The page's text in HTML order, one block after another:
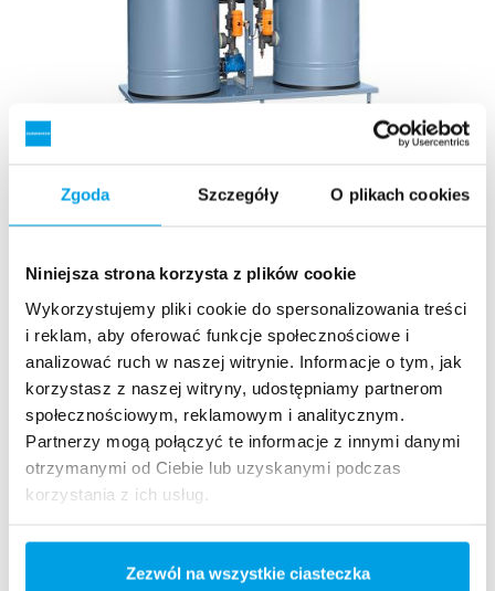
Zgoda Szczegóły O plikach cookies
Niniejsza strona korzysta z plików cookie
Wykorzystujemy pliki cookie do spersonalizowania treści
i reklam, aby oferować funkcje społecznościowe i
analizować ruch w naszej witrynie. Informacje o tym, jak
korzystasz z naszej witryny, udostępniamy partnerom
społecznościowym, reklamowym i analitycznym.
Partnerzy mogą połączyć te informacje z innymi danymi
otrzymanymi od Ciebie lub uzyskanymi podczas
korzystania z ich usług.
Zezwól na wszystkie ciasteczka
Stacje zmiękczania do usuwania rozpuszczonych soli wapnia
i magnezu, które odpowiadają za twardość wody.